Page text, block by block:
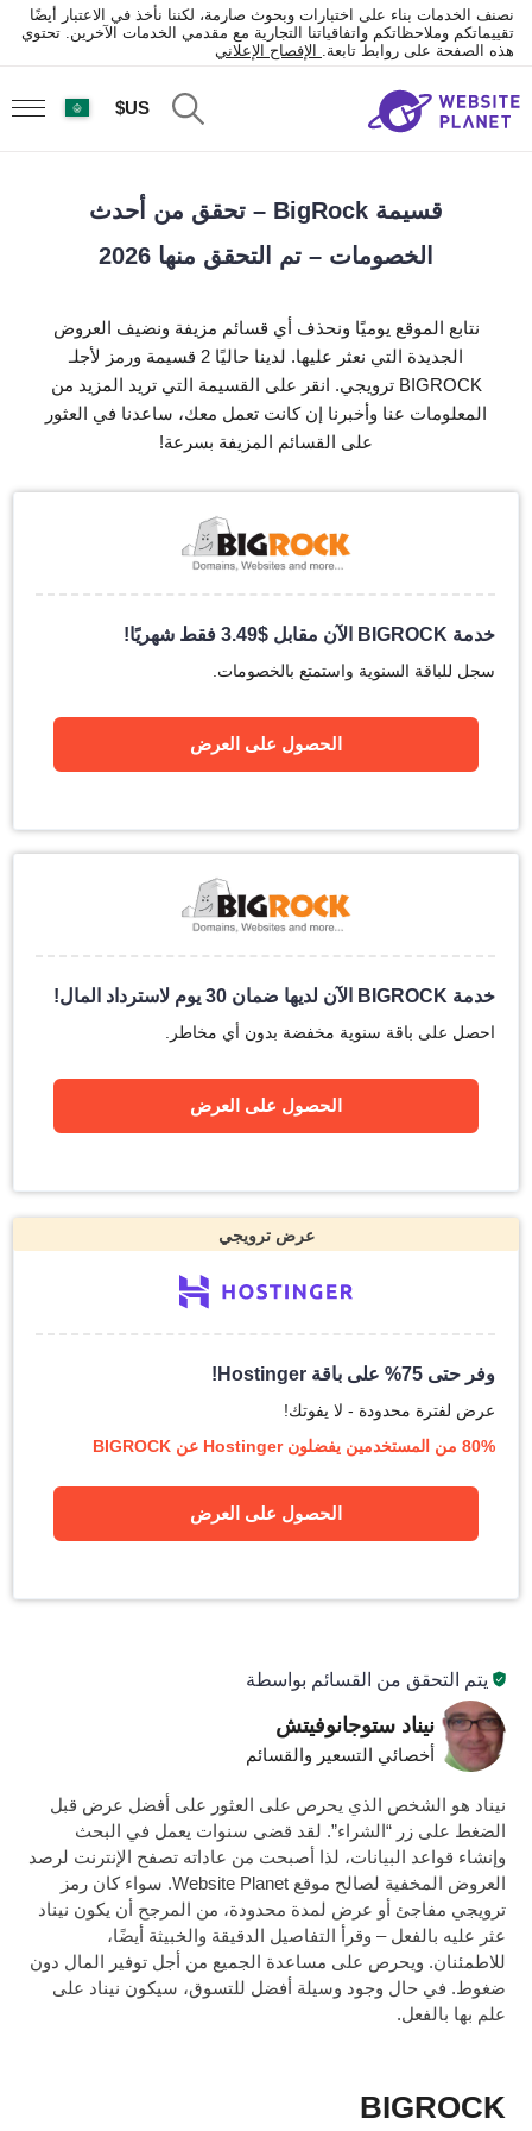
نصنف الخدمات بناء على اختبارات وبحوث صارمة، لكننا نأخذ في الاعتبار أيضًا
تقييماتكم وملاحظاتكم واتفاقياتنا التجارية مع مقدمي الخدمات الآخرين. تحتوي
هذه الصفحة على روابط تابعة. الإفصاح الإعلاني
US$
قسيمة BigRock – تحقق من أحدث
الخصومات – تم التحقق منها 2026
نتابع الموقع يوميًا ونحذف أي قسائم مزيفة ونضيف العروض
الجديدة التي نعثر عليها. لدينا حاليًا 2 قسيمة ورمز لأجلـ
BIGROCK ترويجي. انقر على القسيمة التي تريد المزيد من
المعلومات عنا وأخبرنا إن كانت تعمل معك، ساعدنا في العثور
على القسائم المزيفة بسرعة!
يتم التحقق من القسائم بواسطة
نيناد ستوجانوفيتش
أخصائي التسعير والقسائم
نيناد هو الشخص الذي يحرص على العثور على أفضل عرض قبل
الضغط على زر “الشراء”. لقد قضى سنوات يعمل في البحث
وإنشاء قواعد البيانات، لذا أصبحت من عاداته تصفح الإنترنت لرصد
العروض المخفية لصالح موقع Website Planet. سواء كان رمز
ترويجي مفاجئ أو عرض لمدة محدودة، من المرجح أن يكون نيناد
عثر عليه بالفعل – وقرأ التفاصيل الدقيقة والخبيثة أيضًا،
للاطمئنان. ويحرص على مساعدة الجميع من أجل توفير المال دون
ضغوط. في حال وجود وسيلة أفضل للتسوق، سيكون نيناد على
علم بها بالفعل.
خدمة BIGROCK الآن مقابل $
3.49فقط شهريًا!
سجل للباقة السنوية واستمتع بالخصومات.
الحصول على العرض
خدمة BIGROCK الآن لديها ضمان 30 يوم لاسترداد المال!
احصل على باقة سنوية مخفضة بدون أي مخاطر.
الحصول على العرض
عرض ترويجي
وفر حتى 75% على باقة Hostinger!
عرض لفترة محدودة - لا يفوتك!
80% من المستخدمين يفضلون Hostinger عن BIGROCK
الحصول على العرض
BIGROCK